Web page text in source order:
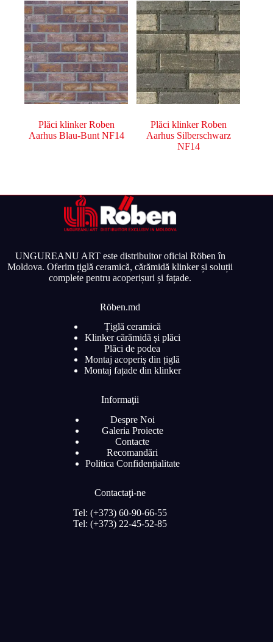
Plăci klinker Roben
Aarhus Blau-Bunt NF14
Plăci klinker Roben
Aarhus Silberschwarz
NF14
UNGUREANU ART este distribuitor oficial Röben în
Moldova. Oferim țiglă ceramică, cărămidă klinker și soluții
complete pentru acoperișuri și fațade.
Röben.md
Țiglă ceramică
Klinker cărămidă și plăci
Plăci de podea
Montaj acoperiș din țiglă
Montaj fațade din klinker
Informaţii
Despre Noi
Galeria Proiecte
Contacte
Recomandări
Politica Confidențialitate
Contactaţi-ne
Tel: (+373) 60-90-66-55
Tel: (+373) 22-45-52-85